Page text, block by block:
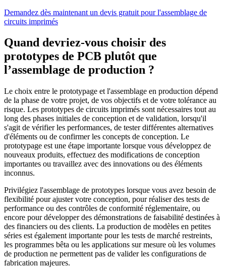
Demandez dès maintenant un devis gratuit pour l'assemblage de
circuits imprimés
Quand devriez-vous choisir des
prototypes de PCB plutôt que
l’assemblage de production ?
Le choix entre le prototypage et l'assemblage en production dépend
de la phase de votre projet, de vos objectifs et de votre tolérance au
risque. Les prototypes de circuits imprimés sont nécessaires tout au
long des phases initiales de conception et de validation, lorsqu'il
s'agit de vérifier les performances, de tester différentes alternatives
d'éléments ou de confirmer les concepts de conception. Le
prototypage est une étape importante lorsque vous développez de
nouveaux produits, effectuez des modifications de conception
importantes ou travaillez avec des innovations ou des éléments
inconnus.
Privilégiez l'assemblage de prototypes lorsque vous avez besoin de
flexibilité pour ajuster votre conception, pour réaliser des tests de
performance ou des contrôles de conformité réglementaire, ou
encore pour développer des démonstrations de faisabilité destinées à
des financiers ou des clients. La production de modèles en petites
séries est également importante pour les tests de marché restreints,
les programmes bêta ou les applications sur mesure où les volumes
de production ne permettent pas de valider les configurations de
fabrication majeures.